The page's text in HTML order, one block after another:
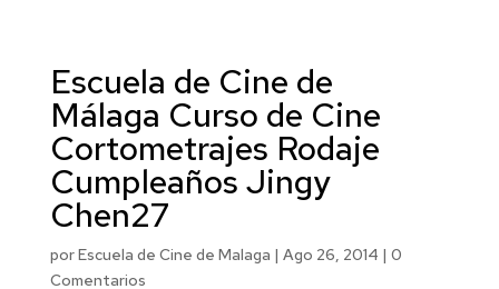
Escuela de Cine de
Málaga Curso de Cine
Cortometrajes Rodaje
Cumpleaños Jingy
Chen27
porEscuela de Cine de Malaga | Ago 26, 2014 | 0
Comentarios